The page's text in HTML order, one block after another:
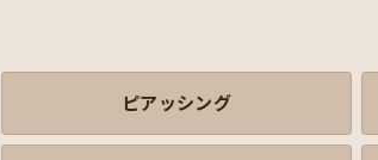
ピアッシング